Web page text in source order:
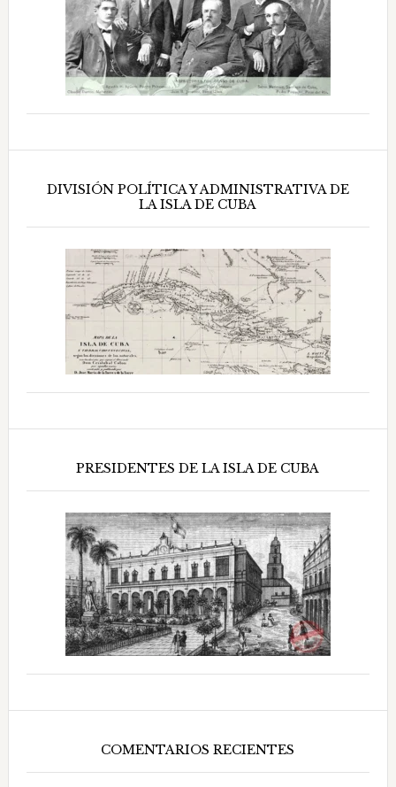
DIVISIÓN POLÍTICA Y ADMINISTRATIVA DE
LA ISLA DE CUBA
PRESIDENTES DE LA ISLA DE CUBA
COMENTARIOS RECIENTES